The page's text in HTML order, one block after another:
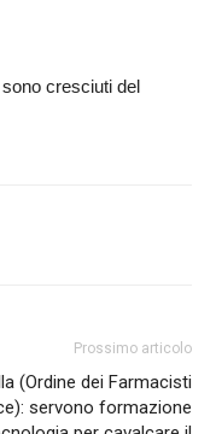
cresciuti del
Prossimo articolo
(Ordine dei Farmacisti
servono formazione